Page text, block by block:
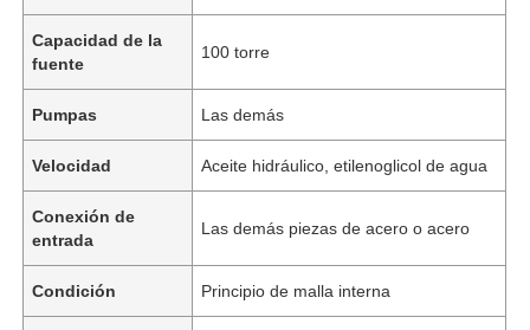
Capacidad de la
fuente
100 torre
Pumpas Las demás
Velocidad Aceite hidráulico, etilenoglicol de agua
Conexión de
entrada
Las demás piezas de acero o acero
Condición Principio de malla interna